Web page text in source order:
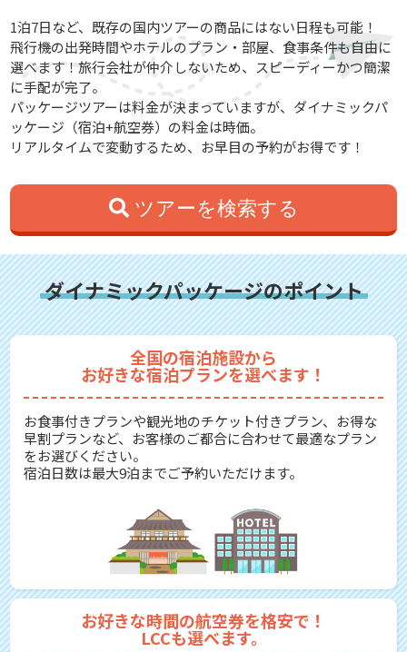
1泊7日など、既存の国内ツアーの商品にはない日程も可能！
飛行機の出発時間やホテルのプラン・部屋、食事条件も自由に
選べます！旅行会社が仲介しないため、スピーディーかつ簡潔
に手配が完了。
パッケージツアーは料金が決まっていますが、ダイナミックパ
ッケージ（宿泊+航空券）の料金は時価。
リアルタイムで変動するため、お早目の予約がお得です！
ツアーを検索する
ダイナミックパッケージのポイント
全国の宿泊施設から
お好きな宿泊プランを選べます！
お食事付きプランや観光地のチケット付きプラン、お得な
早割プランなど、お客様のご都合に合わせて最適なプラン
をお選びください。
宿泊日数は最大9泊までご予約いただけます。
お好きな時間の航空券を格安で！
LCCも選べます。